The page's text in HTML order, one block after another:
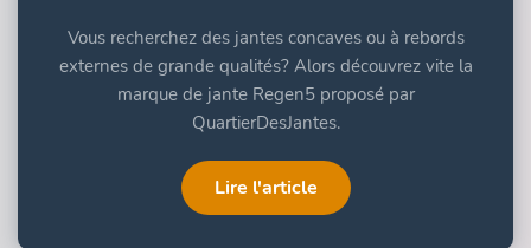
Vous recherchez des jantes concaves ou à rebords
externes de grande qualités? Alors découvrez vite la
marque de jante Regen5 proposé par
QuartierDesJantes.
Lire l'article